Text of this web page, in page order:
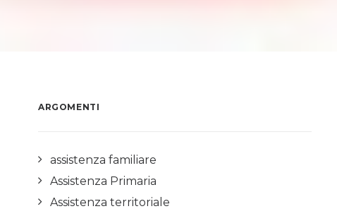
ARGOMENTI
assistenza familiare
Assistenza Primaria
Assistenza territoriale